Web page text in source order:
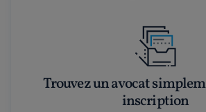
Trouvez un avocat
inscription